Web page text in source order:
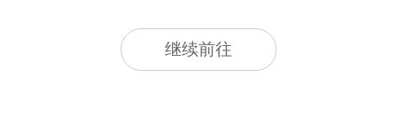
继续前往